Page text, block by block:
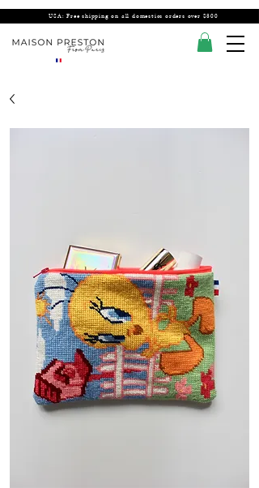
USA: Free shipping on all domestics orders over $300